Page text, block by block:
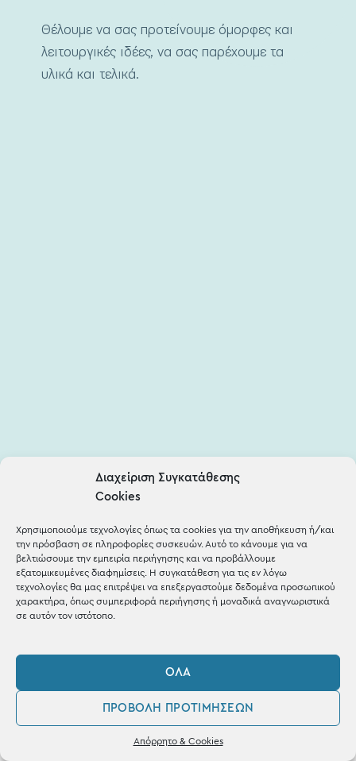
Διαχείριση Συγκατάθεσης
Cookies
Χρησιμοποιούμε τεχνολογίες όπως τα cookies για την αποθήκευση ή/και
την πρόσβαση σε πληροφορίες συσκευών. Αυτό το κάνουμε για να
βελτιώσουμε την εμπειρία περιήγησης και να προβάλλουμε
εξατομικευμένες διαφημίσεις. Η συγκατάθεση για τις εν λόγω
τεχνολογίες θα μας επιτρέψει να επεξεργαστούμε δεδομένα προσωπικού
χαρακτήρα, όπως συμπεριφορά περιήγησης ή μοναδικά αναγνωριστικά
σε αυτόν τον ιστότοπο.
ΌΛΑ
ΠΡΟΒΟΛΉ ΠΡΟΤΙΜΉΣΕΩΝ
Απόρρητο & Cookies
Θέλουμε να σας προτείνουμε όμορφες και
λειτουργικές ιδέες, να σας παρέχουμε τα
υλικά και τελικά.
Είμαι άνω των 16 ετών και συναινώ στη χρήση των
0